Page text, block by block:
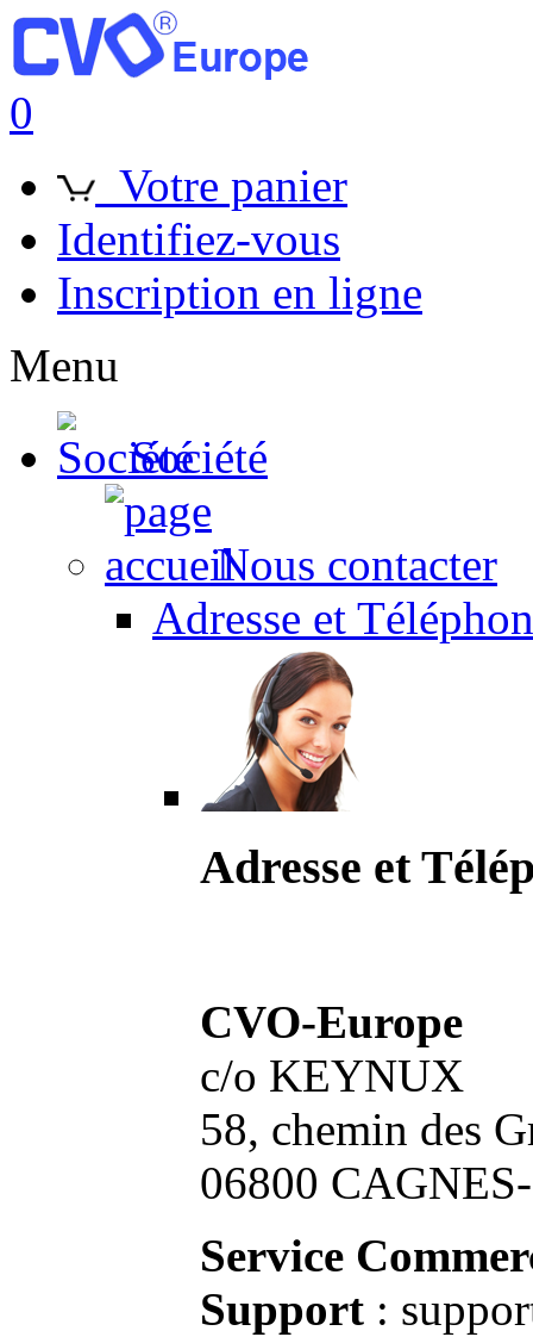
0
Votre panier
Identifiez-vous
Inscription en ligne
Menu
Société
Nous contacter
Adresse et
Adresse et
CVO-Europe
c/o KEYNUX
58, chemin des
06800
Service
Support :